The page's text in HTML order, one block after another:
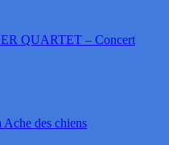
QUARTET – Concert
des chiens